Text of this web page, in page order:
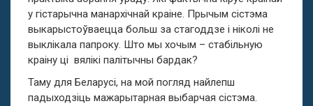
у гістарычна манархічнай краіне. Прычым сістэма
выкарыстоўваецца больш за стагоддзе і ніколі не
выклікала папроку. Што мы хочым – стабільную
краіну ці вялікі палітычны бардак?
Таму для Беларусі, на мой погляд найлепш
падыходзіць мажарытарная выбарчая сістэма.